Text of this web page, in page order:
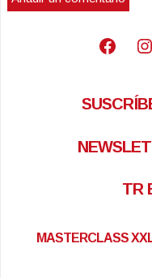
TR
MASTERCLASS